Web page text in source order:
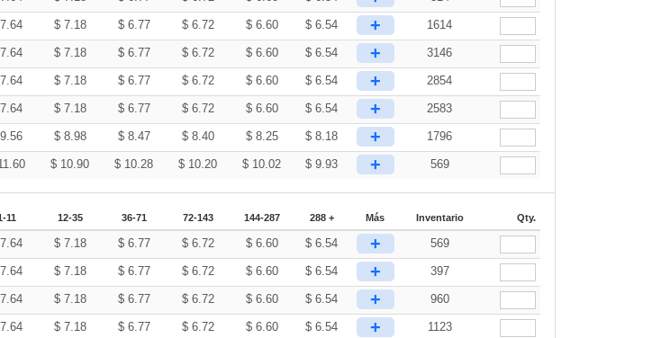
7.64 $ 7.18 $ 6.77 $ 6.72 $ 6.60 $6.54 + 1614
7.64 $ 7.18 $ 6.77 $ 6.72 $ 6.60 $6.54 + 3146
7.64 $ 7.18 $ 6.77 $ 6.72 $ 6.60 $6.54 + 2854
7.64 $ 7.18 $ 6.77 $ 6.72 $ 6.60 $6.54 + 2583
9.56 $ 8.98 $ 8.47 $ 8.40 $ 8.25 $8.18 + 1796
$ 10.90 $ 10.28 $ 10.20 $ 10.02 $9.93 + 569
11 12-35 36-71 72-143 144-287 288 + Más Inventario Qty.
7.64 $ 7.18 $ 6.77 $ 6.72 $ 6.60 $6.54 + 569
7.64 $ 7.18 $ 6.77 $ 6.72 $ 6.60 $6.54 + 397
7.64 $ 7.18 $ 6.77 $ 6.72 $ 6.60 $6.54 + 960
7.64 $ 7.18 $ 6.77 $ 6.72 $ 6.60 $6.54 + 1123